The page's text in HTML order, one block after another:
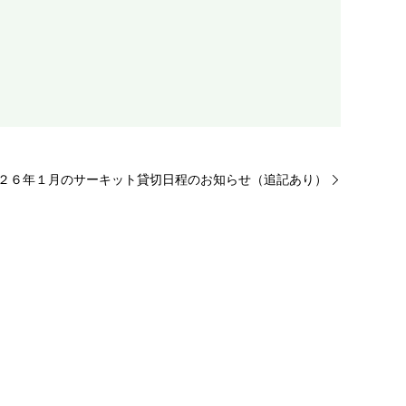
６年１月のサーキット貸切日程のお知らせ（追記あり）